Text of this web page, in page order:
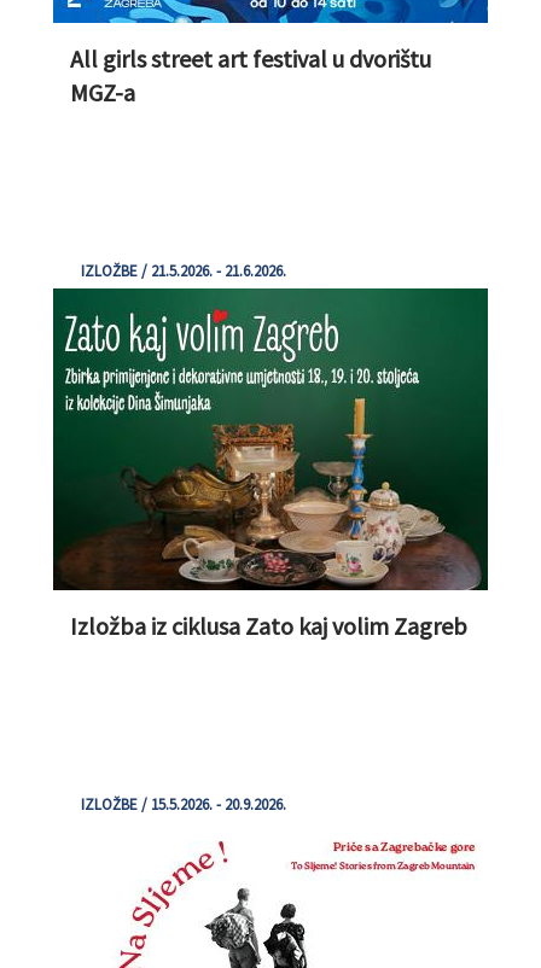
All girls street art festival u dvorištu
MGZ-a
IZLOŽBE / 21.5.2026. - 21.6.2026.
Izložba iz ciklusa Zato kaj volim Zagreb
IZLOŽBE / 15.5.2026. - 20.9.2026.